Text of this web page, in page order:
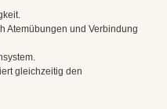
Atemübungen und Verbindung
gleichzeitig den